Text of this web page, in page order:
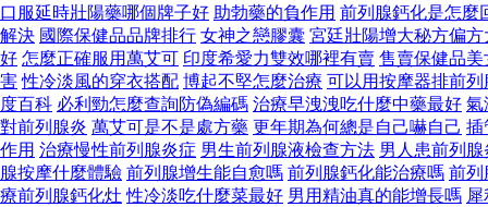
口服延時壯陽藥哪個牌子好 助勃藥的負作用 前列腺鈣化是怎麼
解決 國際保健品品牌排行 女神之戀膠囊 宮廷壯陽增大秘方偏方
好 怎麼正確服用萬艾可 印度希愛力雙效哪裡有賣 售賣保健品美
害 性冷淡風的穿衣搭配 博起不堅怎麼治療 可以用按摩器排前列
度百科 必利勁怎麼查詢防偽編碼 治療早洩洩吃什麼中藥最好 氣
對前列腺炎 萬艾可是不是處方藥 更年期為何總是自己嚇自己 插
作用 治療慢性前列腺炎症 男生前列腺液檢查方法 男人患前列
腺按摩什麼體驗 前列腺增生能自愈嗎 前列腺鈣化能治療嗎 前列
療前列腺鈣化灶 性冷淡吃什麼菜最好 男用精油真的能增長嗎